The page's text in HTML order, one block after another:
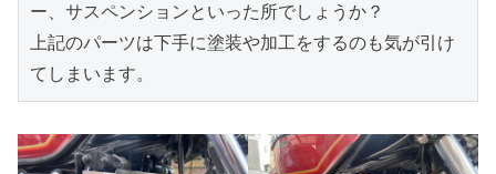
ー、サスペンションといった所でしょうか？
上記のパーツは下手に塗装や加工をするのも気が引け
てしまいます。